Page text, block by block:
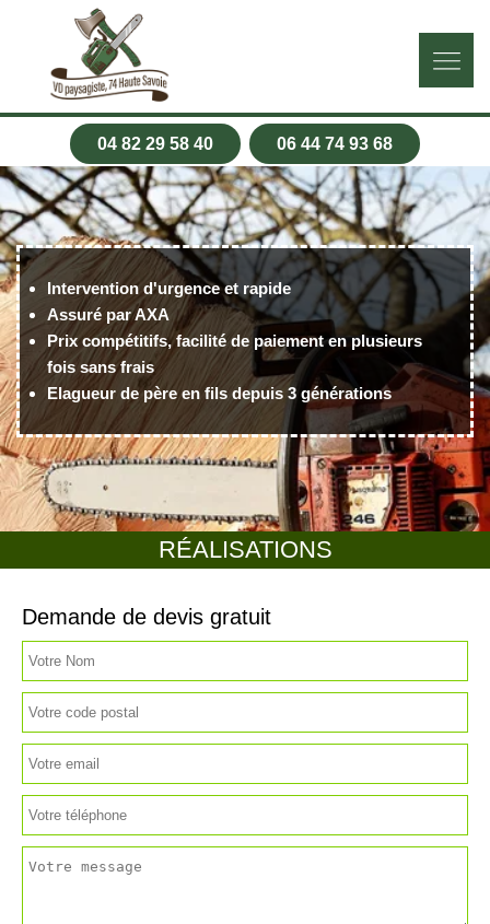
04 82 29 58 40 06 44 74 93 68
RÉALISATIONS
Intervention d'urgence et rapide
Assuré par AXA
Prix compétitifs, facilité de paiement en plusieurs
fois sans frais
Elagueur de père en fils depuis 3 générations
Demande de devis gratuit